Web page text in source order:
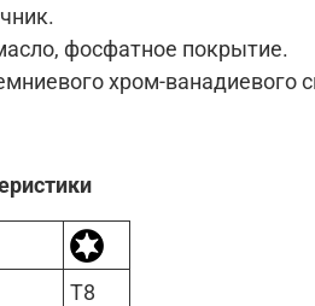
фосфатное покрытие.
хром-ванадиевого
T8